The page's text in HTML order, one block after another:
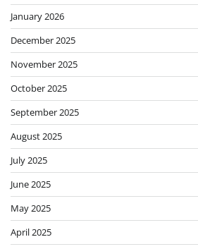
January 2026
December 2025
November 2025
October 2025
September 2025
August 2025
July 2025
June 2025
May 2025
April 2025